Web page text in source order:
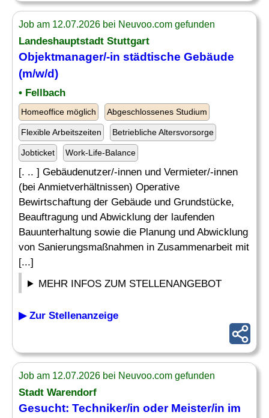
Job am 12.07.2026 bei Neuvoo.com gefunden
Landeshauptstadt Stuttgart
Objektmanager/-in städtische Gebäude
(m/w/d)
• Fellbach
Homeoffice möglich Abgeschlossenes Studium
Flexible Arbeitszeiten Betriebliche Altersvorsorge
Jobticket Work-Life-Balance
[. .. ] Gebäudenutzer/-innen und Vermieter/-innen
(bei Anmietverhältnissen) Operative
Bewirtschaftung der Gebäude und Grundstücke,
Beauftragung und Abwicklung der laufenden
Bauunterhaltung sowie die Planung und Abwicklung
von Sanierungsmaßnahmen in Zusammenarbeit mit
[...]
MEHR INFOS ZUM STELLENANGEBOT
▶ Zur Stellenanzeige
Job am 12.07.2026 bei Neuvoo.com gefunden
Stadt Warendorf
Gesucht: Techniker/in oder Meister/in im